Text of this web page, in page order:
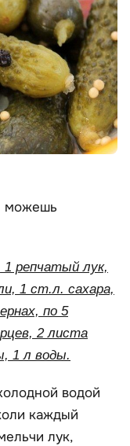
можешь
1 репчатый лук,
1 ст.л. сахара,
по 5
2 листа
1 л воды.
водой
каждый
лук,